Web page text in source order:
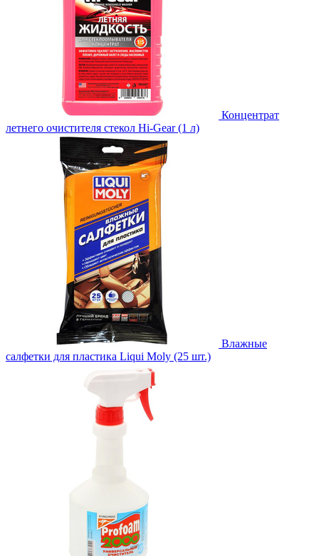
Концентрат
летнего очистителя стекол Hi-Gear (1 л)
Влажные
салфетки для пластика Liqui Moly (25 шт.)